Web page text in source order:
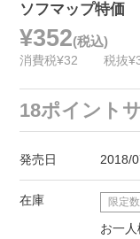
ソフマップ特価
¥352(税込)
消費税¥32 税抜
18ポイント
発売日 2018/
在庫 限定
お一